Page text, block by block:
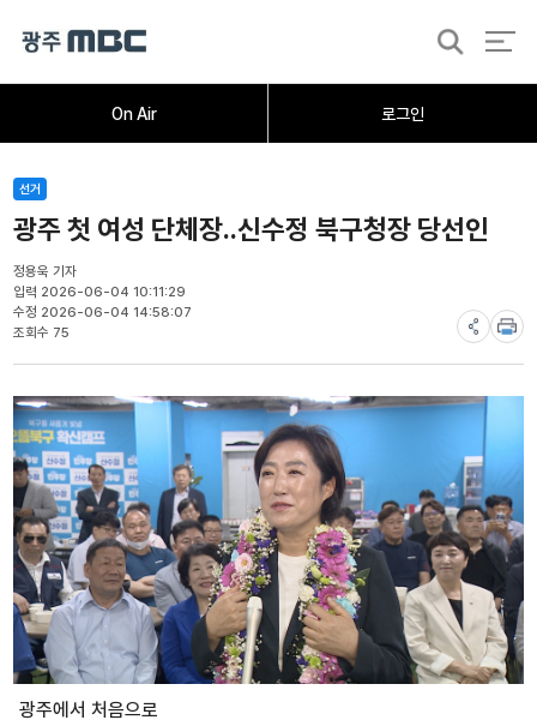
On Air 로그인
검
오늘의뉴스뉴스데스크 취재가시작되자
선거
광주 첫 여성 단체장..신수정 북구청장 당선인
정용욱 기자
입력 2026-06-04 10:11:29
수정 2026-06-04 14:58:07
조회수 75
광주에서 처음으로